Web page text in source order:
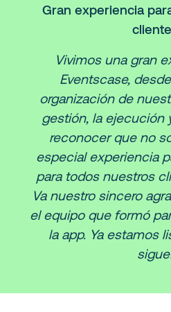
Gran experiencia
Vivimos una gran
Eventscase,
organización de
gestión, la ejecución
reconocer que no
especial experiencia
para todos nuestros
Va nuestro sincero
el equipo que formó
la app. Ya estamos